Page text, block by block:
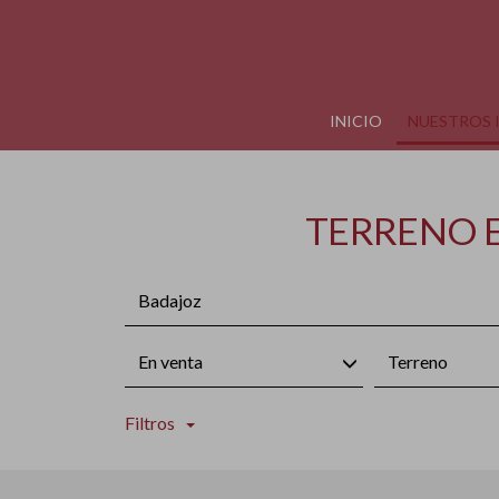
INICIO NUESTROS
TERRENO
Badajoz
En venta Terreno
Filtros